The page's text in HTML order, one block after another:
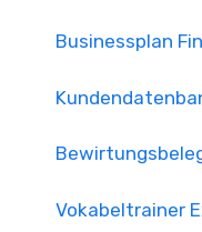
Businessplan
Vokabeltrainer